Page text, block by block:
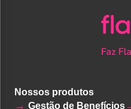
Nossos produtos
Gestão de Benefícios